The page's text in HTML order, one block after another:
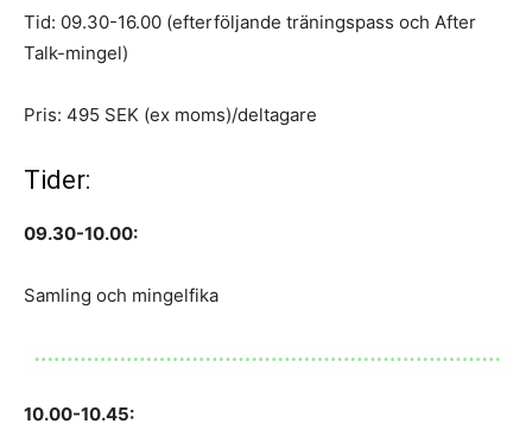
Tid: 09.30-16.00 (efterföljande träningspass och After
Talk-mingel)
Pris: 495 SEK (ex moms)/deltagare
Tider:
09.30-10.00:
Samling och mingelfika
10.00-10.45: